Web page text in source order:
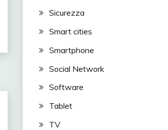
Sicurezza
Smart cities
Smartphone
Social Network
Software
Tablet
TV